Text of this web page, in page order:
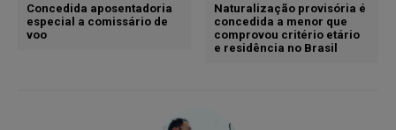
Concedida aposentadoria
especial a comissário de
voo
Naturalização provisória é
concedida a menor que
comprovou critério etário
e residência no Brasil